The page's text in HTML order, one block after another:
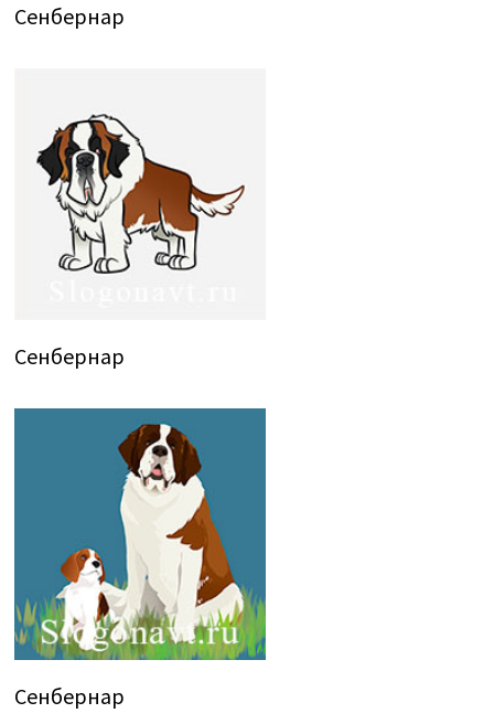
Сенбернар
Сенбернар
Сенбернар